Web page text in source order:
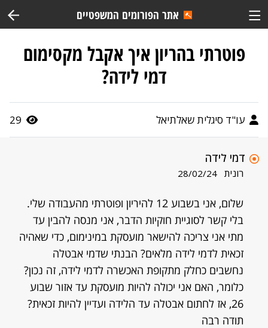
אתר הפורומים המשפטיים
פוטרתי בהריון איך אקבל מקסימום
דמי לידה?
עו"ד סיגלית שאלתיאל 29
דמי לידה
רונית 28/02/24
שלום, אני בשבוע 12 להיריון ופוטרתי מהעבודה שלי.
בלי קשר לסוגיית חוקיות הדבר, אני מנסה להבין עד
מתי אני צריכה להישאר מועסקת במינימום, כדי שאהיה
זכאית לדמי לידה מלאים? הבנתי שדמי אבטלה
נחשבים כחלק מתקופת האכשרה לדמי לידה, זה נכון?
כלומר, האם אני יכולה להיות מועסקת עד אזור שבוע
26, אז לחתום אבטלה עד הלידה ועדיין להיות זכאית?
תודה רבה